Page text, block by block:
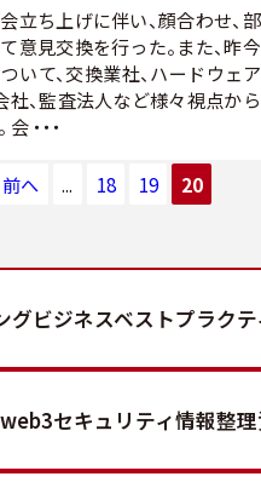
立ち上げに伴い、顔合わせ、
意見交換を行った。また、昨
いて、交換業社、ハードウェ
社、監査法人など様々視点か
・・・
前へ ... 18 19 20
グビジネスベストプラクテ
セキュリティ情報整